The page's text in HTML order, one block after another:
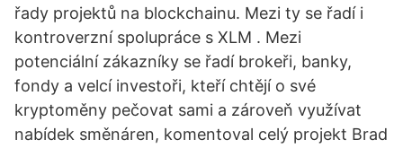
řady projektů na blockchainu. Mezi ty se řadí i
kontroverzní spolupráce s XLM . Mezi
potenciální zákazníky se řadí brokeři, banky,
fondy a velcí investoři, kteří chtějí o své
kryptoměny pečovat sami a zároveň využívat
nabídek směnáren, komentoval celý projekt Brad